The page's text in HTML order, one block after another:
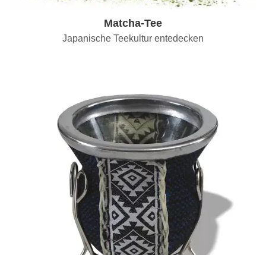
Matcha-Tee
Japanische Teekultur entedecken